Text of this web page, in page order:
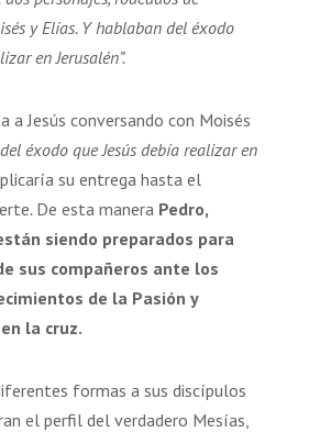
y Elías. Y hablaban del éxodo
en Jerusalén”.
a Jesús conversando con Moisés
éxodo que Jesús debía realizar en
su entrega hasta el
. De esta manera Pedro,
siendo preparados para
sus compañeros ante los
de la Pasión y
la cruz.
formas a sus discípulos
el perfil del verdadero Mesías,